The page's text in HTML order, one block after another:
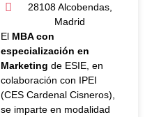
28108 Alcobendas,
Madrid
El MBA con
especialización en
Marketing de ESIE, en
colaboración con IPEI
(CES Cardenal Cisneros),
se imparte en modalidad